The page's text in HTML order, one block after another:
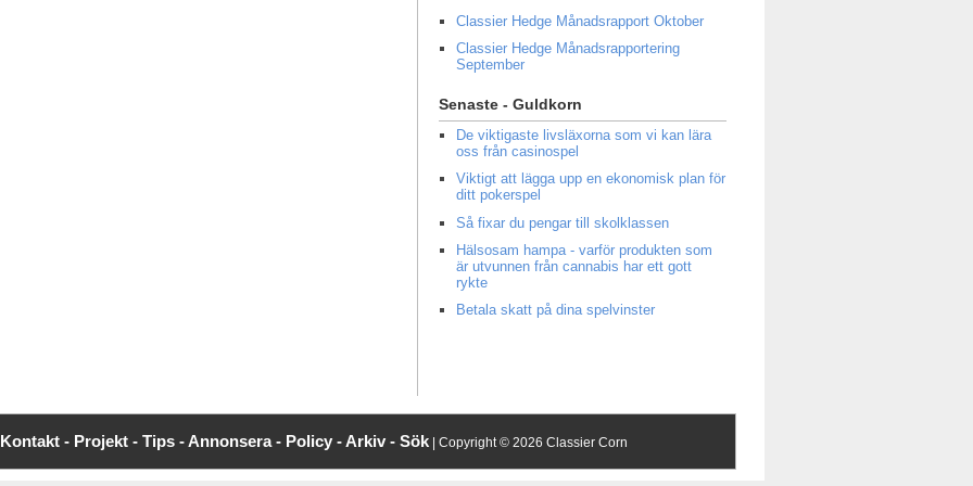
Classier Hedge Månadsrapport Oktober
Classier Hedge Månadsrapportering
September
Senaste - Guldkorn
De viktigaste livsläxorna som vi kan lära
oss från casinospel
Viktigt att lägga upp en ekonomisk plan för
ditt pokerspel
Så fixar du pengar till skolklassen
Hälsosam hampa - varför produkten som
är utvunnen från cannabis har ett gott
rykte
Betala skatt på dina spelvinster
Kontakt - Projekt - Tips -Annonsera - Policy -Arkiv - Sök | Copyright © 2026 Classier Corn